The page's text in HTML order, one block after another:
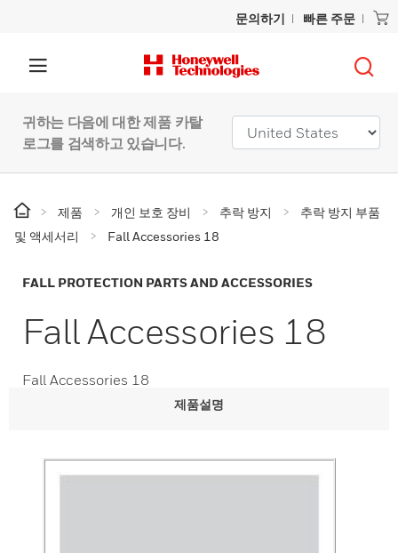
문의하기 빠른 주문
귀하는 다음에 대한 제품 카탈
로그를 검색하고 있습니다.
제품 개인 보호 장비 추락 방지
추락 방지 부품
및 액세서리
Fall Accessories 18
FALL PROTECTION PARTS AND ACCESSORIES
Fall Accessories 18
Fall Accessories 18
제품설명